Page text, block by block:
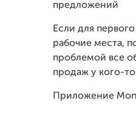
предложений
Если для
рабочие места,
проблемой все
продаж у кого-то
Приложение